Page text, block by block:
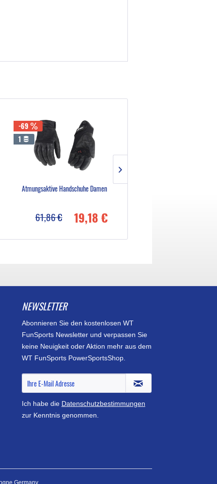
-69
1
Atmungsaktive Handschuhe Damen
19,18 €
61,86 €
NEWSLETTER
Abonnieren Sie den kostenlosen WT
FunSports Newsletter und verpassen Sie
keine Neuigkeit oder Aktion mehr aus dem
WT FunSports PowerSportsShop.
Ich habe die Datenschutzbestimmungen
zur Kenntnis genommen.